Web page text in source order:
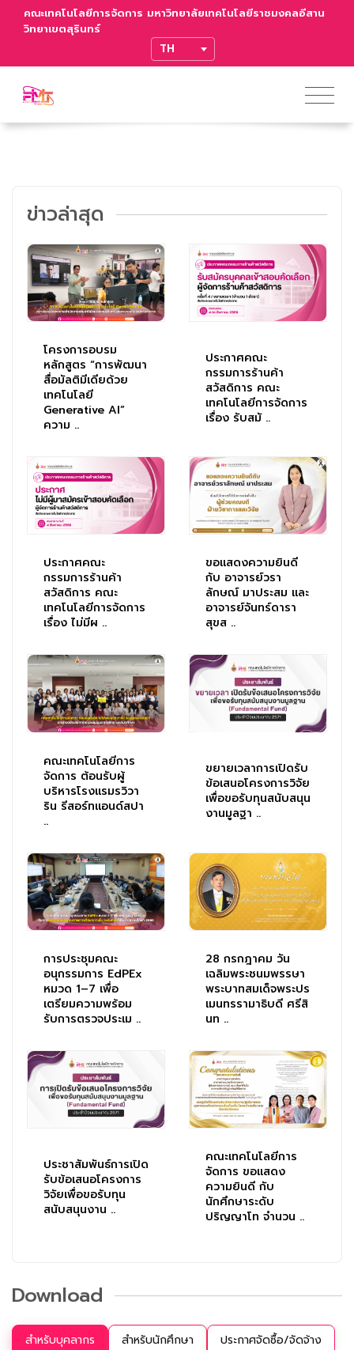
คณะเทคโนโลยีการจัดการ มหาวิทยาลัยเทคโนโลยีราชมงคลอีสาน
วิทยาเขตสุรินทร์
TRANSLATE
ข่าวล่าสุด
โครงการอบรม
หลักสูตร “การพัฒนา
สื่อมัลติมีเดียด้วย
เทคโนโลยี
Generative AI”
ความ ..
ประกาศคณะ
กรรมการร้านค้า
สวัสดิการ คณะ
เทคโนโลยีการจัดการ
เรื่อง รับสมั ..
ประกาศคณะ
กรรมการร้านค้า
สวัสดิการ คณะ
เทคโนโลยีการจัดการ
เรื่อง ไม่มีผ ..
ขอแสดงความยินดี
กับ อาจารย์วรา
ลักษณ์ มาประสม และ
อาจารย์จันทร์ดารา
สุขส ..
คณะเทคโนโลยีการ
จัดการ ต้อนรับผู้
บริหารโรงแรมรวิวา
ริน รีสอร์ทแอนด์สปา
..
ขยายเวลาการเปิดรับ
ข้อเสนอโครงการวิจัย
เพื่อขอรับทุนสนับสนุน
งานมูลฐา ..
การประชุมคณะ
อนุกรรมการ EdPEx
หมวด 1–7 เพื่อ
เตรียมความพร้อม
รับการตรวจประเม ..
28 กรกฎาคม วัน
เฉลิมพระชนมพรรษา
พระบาทสมเด็จพระปร
เมนทรรามาธิบดี ศรีสิ
นท ..
ประชาสัมพันธ์การเปิด
รับข้อเสนอโครงการ
วิจัยเพื่อขอรับทุน
สนับสนุนงาน ..
คณะเทคโนโลยีการ
จัดการ ขอแสดง
ความยินดี กับ
นักศึกษาระดับ
ปริญญาโท จำนวน ..
Download
สำหรับบุคลากร สำหรับนักศึกษา
ประกาศจัดซื้อ/จัดจ้าง